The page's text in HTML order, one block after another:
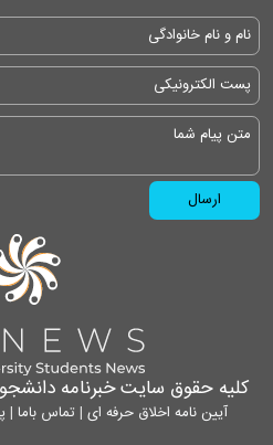
کلیه حقوق سایت خبرنامه
آیین نامه اخلاق حرفه ای | تماس باما |